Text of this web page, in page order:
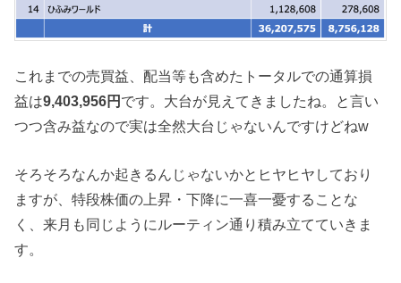
これまでの売買益、配当等も含めたトータルでの通算損
益は9,403,956円 です。大台が見えてきましたね。と言い
つつ含み益なので実は全然大台じゃないんですけどねw
そろそろなんか起きるんじゃないかとヒヤヒヤしており
ますが、特段株価の上昇・下降に一喜一憂することな
く、来月も同じようにルーティン通り積み立てていきま
す。